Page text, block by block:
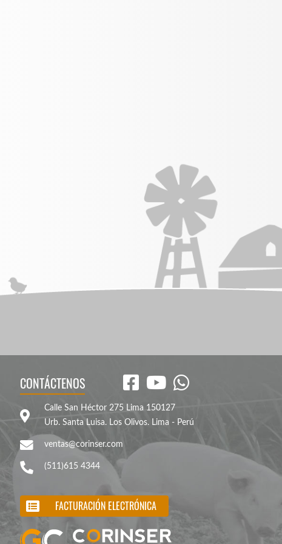
CONTÁCTENOS
Calle San Héctor 275 Lima 150127
Urb. Santa Luisa. Los Olivos. Lima - Perú
ventas@corinser.com
(511)615 4344
FACTURACIÓN ELECTRÓNICA